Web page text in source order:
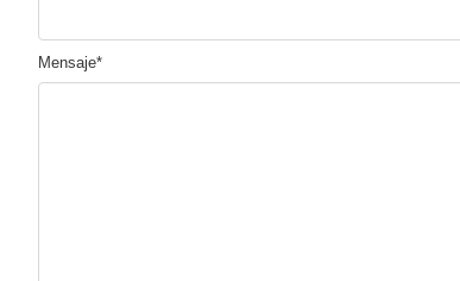
Mensaje*